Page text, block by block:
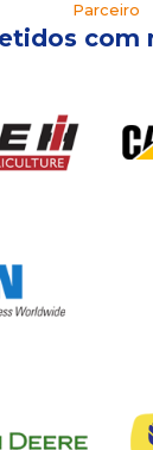
Parceiro
com